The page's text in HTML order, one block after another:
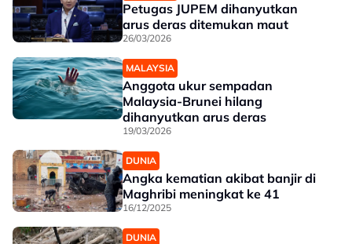
Petugas JUPEM dihanyutkan
arus deras ditemukan maut
26/03/2026
MALAYSIA
Anggota ukur sempadan
Malaysia-Brunei hilang
dihanyutkan arus deras
19/03/2026
DUNIA
Angka kematian akibat banjir di
Maghribi meningkat ke 41
16/12/2025
DUNIA